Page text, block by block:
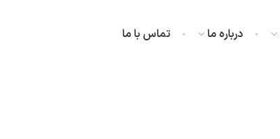
درباره ما تماس با ما